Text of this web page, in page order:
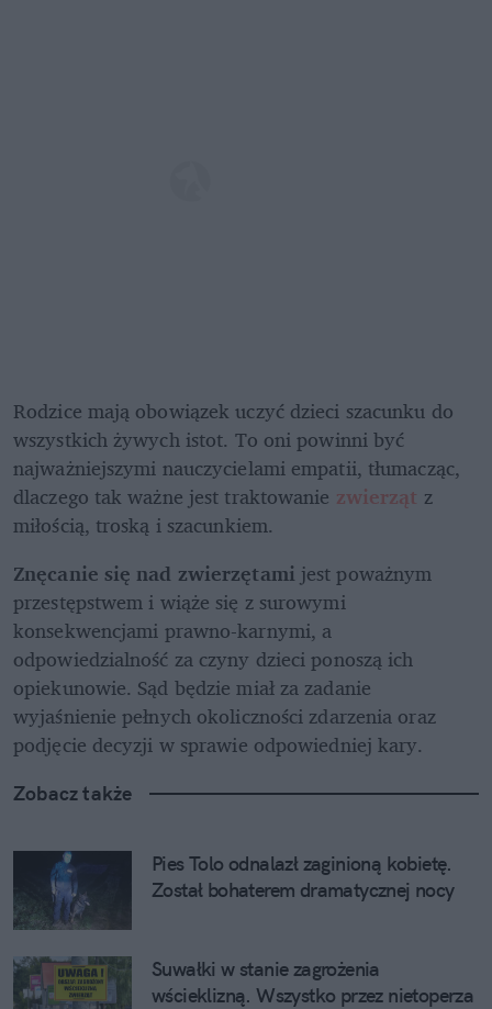
Rodzice mają obowiązek uczyć dzieci szacunku do
wszystkich żywych istot. To oni powinni być
najważniejszymi nauczycielami empatii, tłumacząc,
dlaczego tak ważne jest traktowanie zwierząt z
miłością, troską i szacunkiem.
Znęcanie się nad zwierzętami jest poważnym
przestępstwem i wiąże się z surowymi
konsekwencjami prawno-karnymi, a
odpowiedzialność za czyny dzieci ponoszą ich
opiekunowie. Sąd będzie miał za zadanie
wyjaśnienie pełnych okoliczności zdarzenia oraz
podjęcie decyzji w sprawie odpowiedniej kary.
Zobacz także
Pies Tolo odnalazł zaginioną kobietę.
Został bohaterem dramatycznej nocy
Suwałki w stanie zagrożenia
wścieklizną. Wszystko przez nietoperza